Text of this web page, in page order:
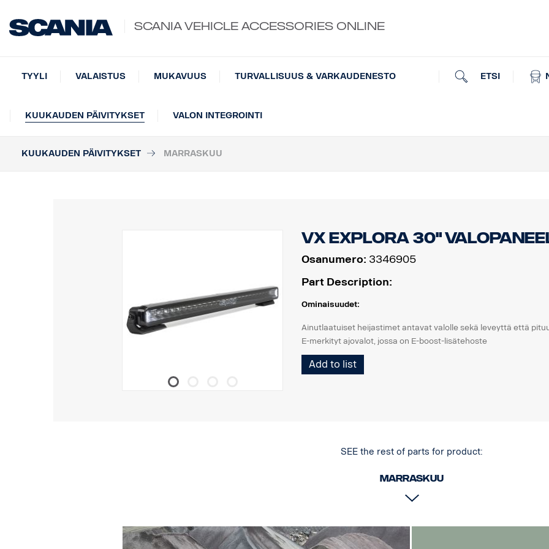
SCANIA VEHICLE ACCESSORIES ONLINE
ETSI
TYYLI VALAISTUS MUKAVUUS TURVALLISUUS & VARKAUDENESTO
KUUKAUDEN PÄIVITYKSET VALON INTEGROINTI
KUUKAUDEN PÄIVITYKSET MARRASKUU
VX EXPLORA 30"
Osanumero: 3346905
Part Description:
Ominaisuudet:
Ainutlaatuiset heijastimet antavat valolle sekä leveyttä että
E-merkityt ajovalot, jossa on E-boost-lisätehoste
Tyylikäs valkoinen tai oranssi äärivalo
Kestävä, IP68/IP69K-luokitus
Arvioitu LED:n käyttöikä: 50 000 tuntia
Add to list
SEE the rest of parts for product:
Marraskuu